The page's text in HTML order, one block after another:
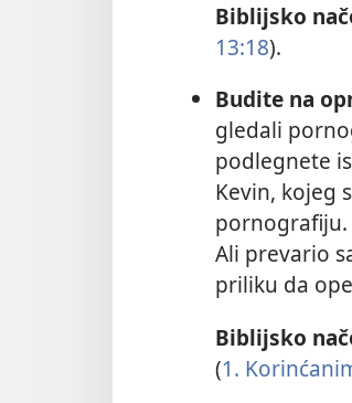
Biblijsko
13:18).
Budite na
gledali
podlegnete
Kevin, kojeg
pornografiju.
Ali prevario
priliku da
Biblijsko
(1.